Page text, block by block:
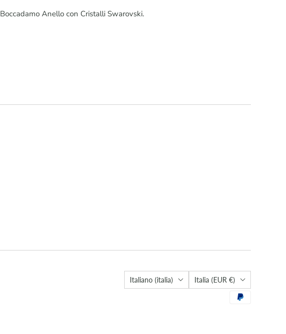
Boccadamo Anello con Cristalli Swarovski.
Lingua
Italiano (italia) Città
Italia
(EUR €)